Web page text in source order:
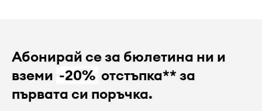
Абонирай се за бюлетина ни и
вземи -20% отстъпка** за
първата си поръчка.